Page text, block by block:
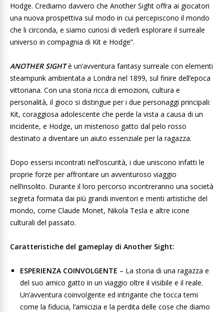
Hodge. Crediamo davvero che Another Sight offra ai giocatori
una nuova prospettiva sul modo in cui percepiscono il mondo
che li circonda, e siamo curiosi di vederli esplorare il surreale
universo in compagnia di Kit e Hodge”.
ANOTHER SIGHTè un’avventura fantasy surreale con elementi
steampunk ambientata a Londra nel 1899, sul finire dell’epoca
vittoriana. Con una storia ricca di emozioni, cultura e
personalità, il gioco si distingue per i due personaggi principali:
Kit, coraggiosa adolescente che perde la vista a causa di un
incidente, e Hodge, un misterioso gatto dal pelo rosso
destinato a diventare un aiuto essenziale per la ragazza.
Dopo essersi incontrati nell’oscurità, i due uniscono infatti le
proprie forze per affrontare un avventuroso viaggio
nell’insolito. Durante il loro percorso incontreranno una società
segreta formata dai più grandi inventori e menti artistiche del
mondo, come Claude Monet, Nikola Tesla e altre icone
culturali del passato.
Caratteristiche del gameplay di Another Sight:
ESPERIENZA COINVOLGENTE – La storia di una ragazza e
del suo amico gatto in un viaggio oltre il visibile e il reale.
Un’avventura coinvolgente ed intrigante che tocca temi
come la fiducia, l’amicizia e la perdita delle cose che diamo